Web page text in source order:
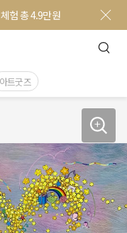
험 총 4.9만원
아트굿즈